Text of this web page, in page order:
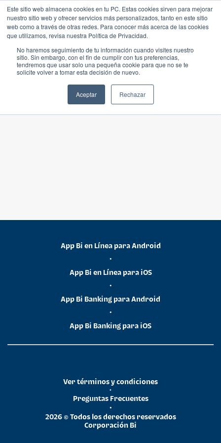
Este sitio web almacena cookies en tu PC. Estas cookies sirven para mejorar
nuestro sitio web y ofrecer servicios más personalizados, tanto en este sitio
web como a través de otras redes. Para conocer más acerca de las cookies
que utilizamos, revisa nuestra Política de Privacidad.
No haremos seguimiento de tu información cuando visites nuestro
sitio. Sin embargo, con el fin de cumplir con tus preferencias,
tendremos que usar solo una pequeña cookie para que no se te
solicite volver a tomar esta decisión de nuevo.
Aceptar Rechazar
App Bi en Línea para Android
•
App Bi en Línea para iOS
•
App Bi Banking para Android
•
App Bi Banking para iOS
2026 © Todos los derechos reservados
Corporación Bi
•
Preguntas Frecuentes
•
Ver términos y condiciones